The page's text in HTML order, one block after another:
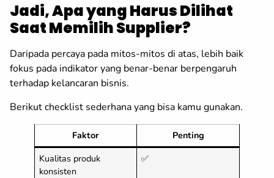
Jadi, Apa yang Harus Dilihat
Saat Memilih Supplier?
Daripada percaya pada mitos-mitos di atas, lebih baik
fokus pada indikator yang benar-benar berpengaruh
terhadap kelancaran bisnis.
Berikut checklist sederhana yang bisa kamu gunakan.
Faktor
Penting
Kualitas produk
konsisten
✅